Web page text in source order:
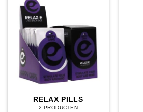
RELAX PILLS
2 PRODUCTEN